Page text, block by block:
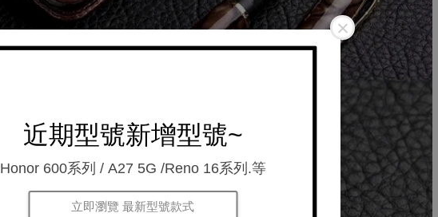
近期型號新增型號~
Honor 600系列 / A27 5G /Reno 16系列.等
立即瀏覽 最新型號款式